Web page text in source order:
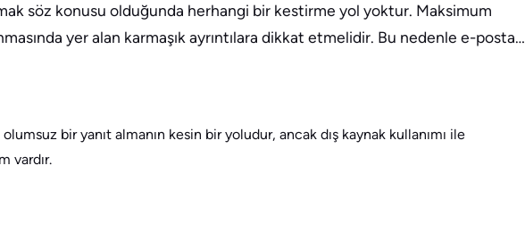
söz konusu olduğunda herhangi bir kestirme yol yoktur. Maksimum
yer alan karmaşık ayrıntılara dikkat etmelidir. Bu nedenle e-posta…
olumsuz bir yanıt almanın kesin bir yoludur, ancak dış kaynak kullanımı ile
vardır.